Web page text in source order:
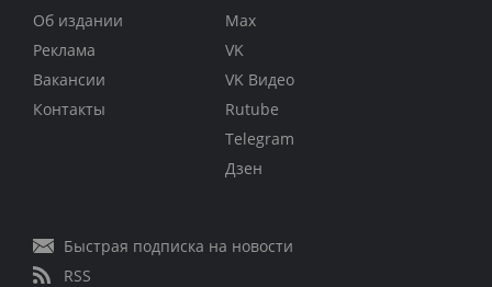
Об издании
Реклама
Вакансии
Контакты
Max
VK
VK Видео
Rutube
Telegram
Дзен
Быстрая подписка на новости
RSS